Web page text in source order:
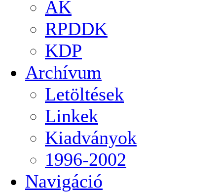
AK
RPDDK
KDP
Archívum
Letöltések
Linkek
Kiadványok
1996-2002
Navigáció